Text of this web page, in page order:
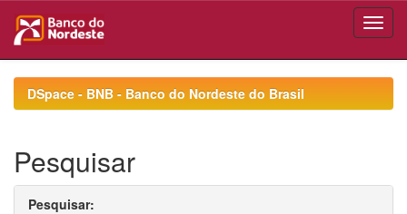
navigationDSpace - BNB - Banco do Nordeste do Brasil
Pesquisar
Pesquisar: